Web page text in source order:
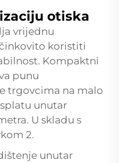
otiska
vrijednu
koristiti
Kompaktni
punu
trgovcima na malo
unutar
U skladu s
2.
unutar